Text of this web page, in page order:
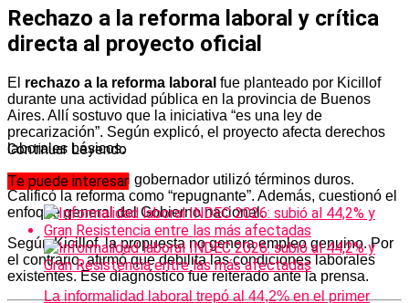
Rechazo a la reforma laboral y crítica
directa al proyecto oficial
El rechazo a la reforma laboral fue planteado por Kicillof
durante una actividad pública en la provincia de Buenos
Aires. Allí sostuvo que la iniciativa “es una ley de
precarización”. Según explicó, el proyecto afecta derechos
laborales básicos.
En ese contexto, el gobernador utilizó términos duros.
Calificó la reforma como “repugnante”. Además, cuestionó el
enfoque general del Gobierno nacional.
Según Kicillof, la propuesta no genera empleo genuino. Por
el contrario, afirmó que debilita las condiciones laborales
existentes. Ese diagnóstico fue reiterado ante la prensa.
Continuar Leyendo
Te puede interesar
La informalidad laboral trepó al 44,2% en el primer